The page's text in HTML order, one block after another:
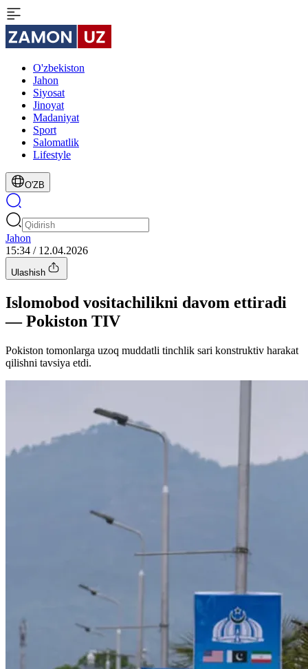
O'zbekiston
Jahon
Siyosat
Jinoyat
Madaniyat
Sport
Salomatlik
Lifestyle
O'ZB
Jahon
15:34 / 12.04.2026
Ulashish
Islomobod vositachilikni davom ettiradi
— Pokiston TIV
Pokiston tomonlarga uzoq muddatli tinchlik sari konstruktiv harakat
qilishni tavsiya etdi.